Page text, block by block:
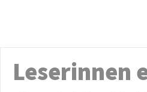
Leserinnen